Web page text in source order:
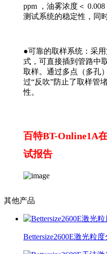
ppm ，油雾浓度＜
测试系统的稳定性，同
●可靠的取样系统：采
式，可直接插到管路中
取样。通过多点（多孔
过“反吹”防止了取样管
性。
百特BT-Online1A
试报告
其他产品
Bettersize2600E激光粒